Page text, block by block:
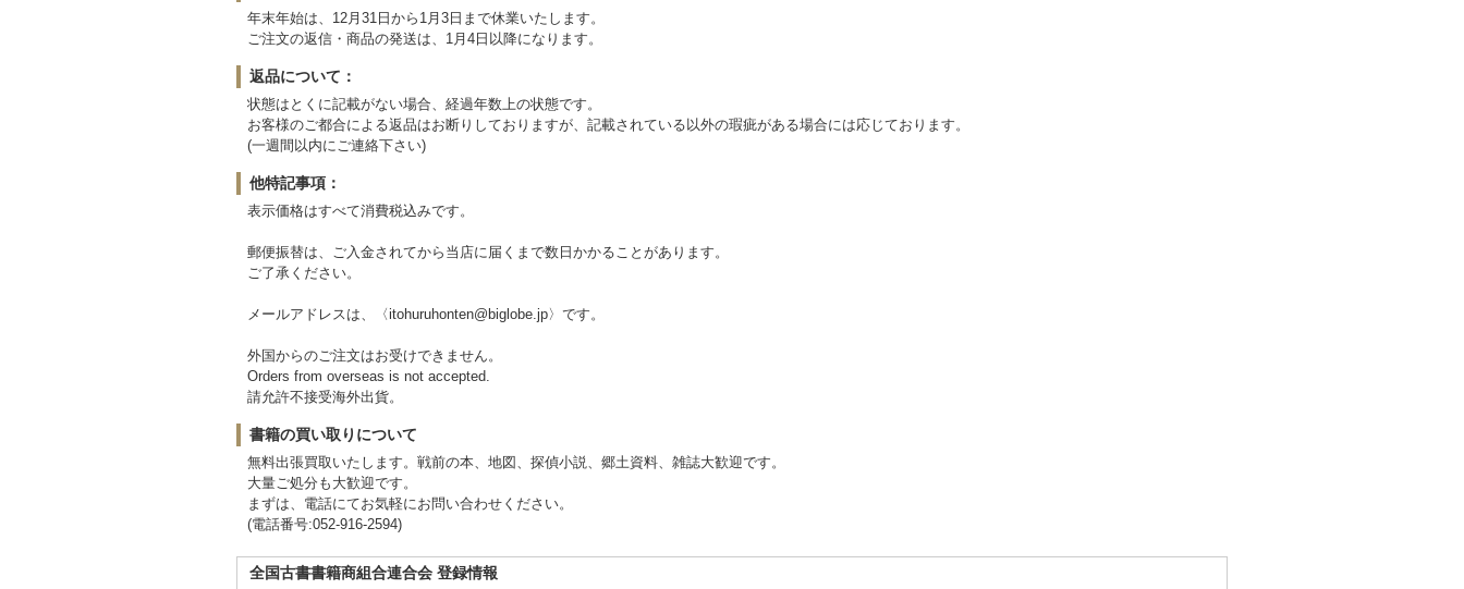
年末年始は、12月31日から1月3日まで休業いたします。
ご注文の返信・商品の発送は、1月4日以降になります。
返品について：
状態はとくに記載がない場合、経過年数上の状態です。
お客様のご都合による返品はお断りしておりますが、記載されている以外の瑕疵がある場合には応じております。
(一週間以内にご連絡下さい)
他特記事項：
表示価格はすべて消費税込みです。
郵便振替は、ご入金されてから当店に届くまで数日かかることがあります。
ご了承ください。
メールアドレスは、〈itohuruhonten@biglobe.jp〉です。
外国からのご注文はお受けできません。
Orders from overseas is not accepted.
請允許不接受海外出貨。
書籍の買い取りについて
無料出張買取いたします。戦前の本、地図、探偵小説、郷土資料、雑誌大歓迎です。
大量ご処分も大歓迎です。
まずは、電話にてお気軽にお問い合わせください。
(電話番号:052-916-2594)
全国古書書籍商組合連合会 登録情報